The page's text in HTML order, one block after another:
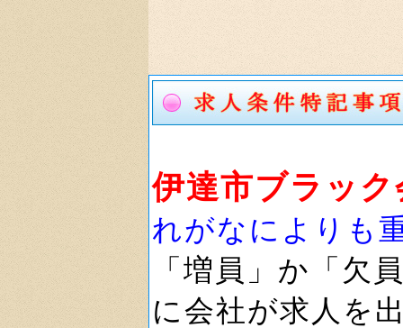
伊達市ブラッ
れがなによりも
「増員」か「欠
に会社が求人を